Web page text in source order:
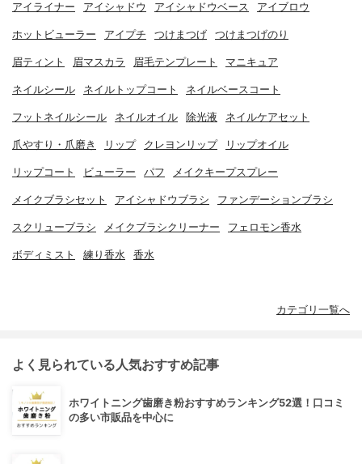
アイライナー アイシャドウ アイシャドウベース アイブロウ
ホットビューラー アイプチ つけまつげ つけまつげのり
眉ティント 眉マスカラ 眉毛テンプレート マニキュア
ネイルシール ネイルトップコート ネイルベースコート
フットネイルシール ネイルオイル 除光液 ネイルケアセット
爪やすり・爪磨き リップ クレヨンリップ リップオイル
リップコート ビューラー パフ メイクキープスプレー
メイクブラシセット アイシャドウブラシ ファンデーションブラシ
スクリューブラシ メイクブラシクリーナー フェロモン香水
ボディミスト 練り香水 香水
カテゴリ一覧へ
よく見られている人気おすすめ記事
ホワイトニング歯磨き粉おすすめランキング52選！口コミ
の多い市販品を中心に